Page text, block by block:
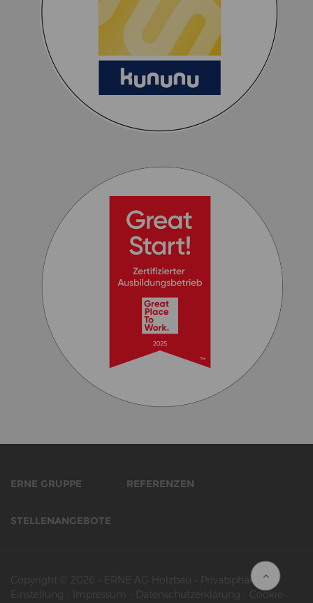
ERNE GRUPPE REFERENZEN
STELLENANGEBOTE
Copyright © 2026 - ERNE AG Holzbau - Privatsphäre-
Einstellung - Impressum - Datenschutzerklärung - Cookie-